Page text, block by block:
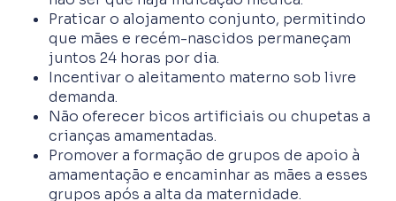
Praticar o alojamento conjunto, permitindo
que mães e recém-nascidos permaneçam
juntos 24 horas por dia.
Incentivar o aleitamento materno sob livre
demanda.
Não oferecer bicos artificiais ou chupetas a
crianças amamentadas.
Promover a formação de grupos de apoio à
amamentação e encaminhar as mães a esses
grupos após a alta da maternidade.